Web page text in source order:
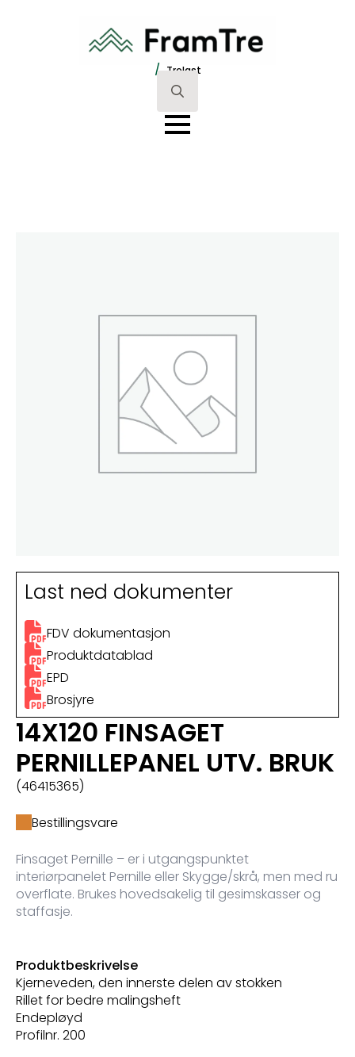
/ Trelast
Search
for:
Last ned dokumenter
FDV dokumentasjon
Produktdatablad
EPD
Brosjyre
14X120 FINSAGET
PERNILLEPANEL UTV. BRUK
(46415365)
Bestillingsvare
Finsaget Pernille – er i utgangspunktet
interiørpanelet Pernille eller Skygge/skrå, men med ru
overflate. Brukes hovedsakelig til gesimskasser og
staffasje.
Produktbeskrivelse
Kjerneveden, den innerste delen av stokken
Rillet for bedre malingsheft
Endepløyd
Profilnr. 200